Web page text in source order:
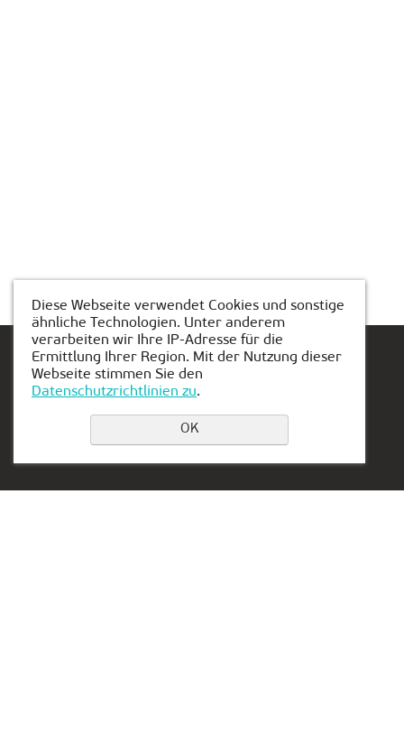
Einen Platz buchen
Diese Webseite verwendet Cookies und sonstige
ähnliche Technologien. Unter anderem
verarbeiten wir Ihre IP-Adresse für die
Ermittlung Ihrer Region. Mit der Nutzung dieser
Webseite stimmen Sie den
Datenschutzrichtlinien zu.
OK